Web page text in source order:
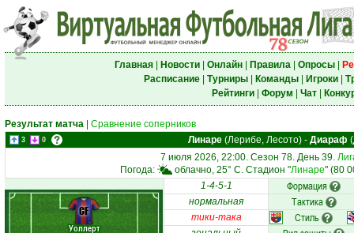
Главная| Новости| Онлайн| Правила| Опросы|
Расписание| Турниры| Команды| Игроки|
Рейтинги| Форум Чат|
Результат матча Сравнение соперников
3 0 Линаре(Лерибе, Лесото)- Диараф
7 июля 2026, 22:00. Сезон 78. День 39.
Погода:
облачно, 25° C. Стадион "Линаре" (80
Уоллерт
CF
1-4-5-1 Формация
нормальная Тактика
тики-така Стиль